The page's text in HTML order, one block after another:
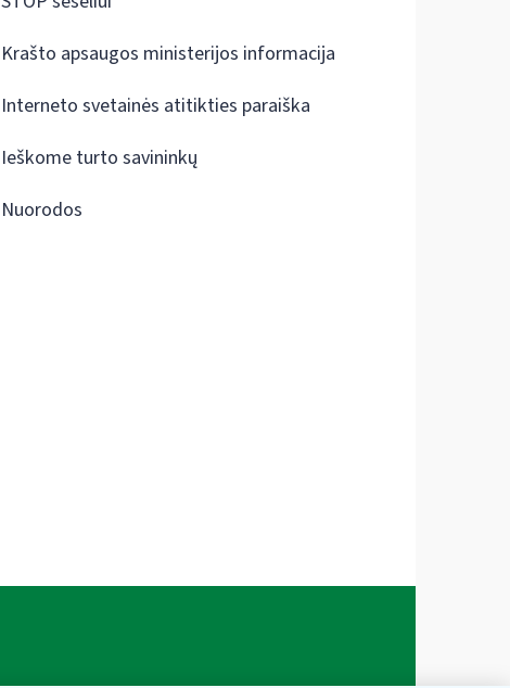
Krašto apsaugos ministerijos informacija
Interneto svetainės atitikties paraiška
Ieškome turto savininkų
Nuorodos